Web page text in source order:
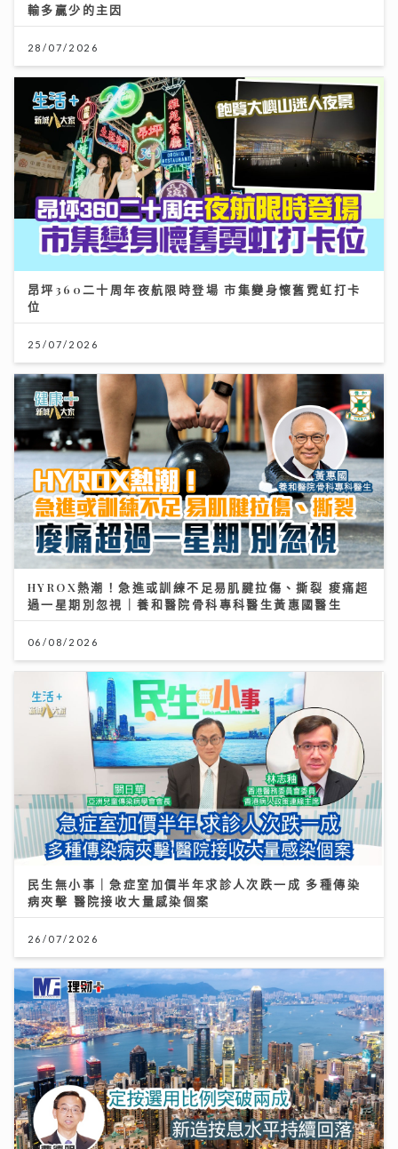
輸多贏少的主因
28/07/2026
昂坪360二十周年夜航限時登場 市集變身懷舊霓虹打卡
位
25/07/2026
HYROX熱潮！急進或訓練不足易肌腱拉傷、撕裂 痠痛超
過一星期別忽視｜養和醫院骨科專科醫生黃惠國醫生
06/08/2026
民生無小事｜急症室加價半年求診人次跌一成 多種傳染
病夾擊 醫院接收大量感染個案
26/07/2026